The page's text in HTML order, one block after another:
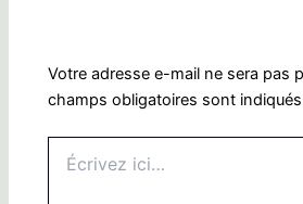
Votre adresse e-mail ne sera pas
champs obligatoires sont
ici…